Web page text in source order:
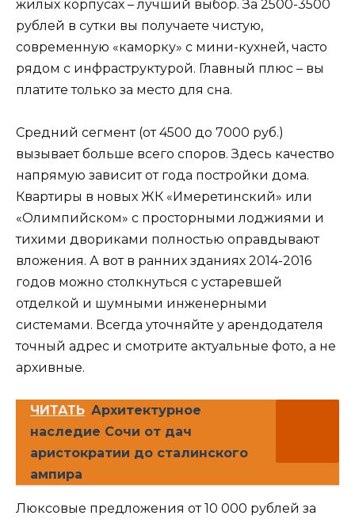
жилых корпусах – лучший выбор. За 2500-3500
рублей в сутки вы получаете чистую,
современную «каморку» с мини-кухней, часто
рядом с инфраструктурой. Главный плюс – вы
платите только за место для сна.
Средний сегмент (от 4500 до 7000 руб.)
вызывает больше всего споров. Здесь качество
напрямую зависит от года постройки дома.
Квартиры в новых ЖК «Имеретинский» или
«Олимпийском» с просторными лоджиями и
тихими двориками полностью оправдывают
вложения. А вот в ранних зданиях 2014-2016
годов можно столкнуться с устаревшей
отделкой и шумными инженерными
системами. Всегда уточняйте у арендодателя
точный адрес и смотрите актуальные фото, а не
архивные.
ЧИТАТЬ Архитектурное
наследие Сочи от дач
аристократии до сталинского
ампира
Люксовые предложения от 10 000 рублей за